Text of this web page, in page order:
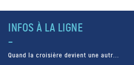
INFOS À LA LIGNE
Quand la croisière devient une autr...